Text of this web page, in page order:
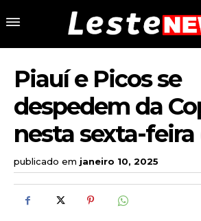
Piauí e Picos se
despedem da
nesta sexta-feira
publicado em janeiro 10, 2025